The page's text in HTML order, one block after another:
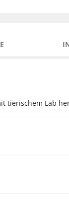
tierischem Lab